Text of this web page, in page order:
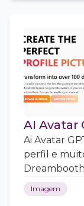
AI Avatar
Ai Avatar
perfil e
Imagem